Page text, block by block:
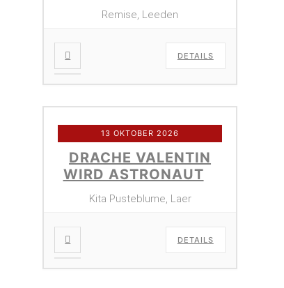
Remise, Leeden
DETAILS
13 OKTOBER 2026
DRACHE VALENTIN
WIRD ASTRONAUT
Kita Pusteblume, Laer
DETAILS